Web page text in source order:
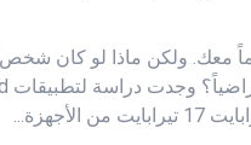
معك. ولكن ماذا لو كان